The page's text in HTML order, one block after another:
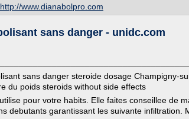
http://www.dianabolpro.com
sans danger - unidc.com
sans danger steroide dosage Champigny-
du poids steroids without side effects
pour votre habits. Elle faites conseillee de
debutants garantissant les suivante infiltration.